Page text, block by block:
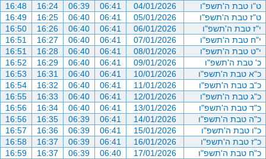
ט"ו טבת ה'תשפ"ו 04/01/2026
06:41
06:39
16:24
16:48
ט"ז טבת ה'תשפ"ו
05/01/2026
06:41
06:40
16:25
16:49
י"ז טבת ה'תשפ"ו
06/01/2026
06:41
06:40
16:26
16:50
י"ח טבת ה'תשפ"ו
07/01/2026
06:41
06:40
16:27
16:51
י"ט טבת ה'תשפ"ו
08/01/2026
06:41
06:40
16:28
16:51
כ' טבת ה'תשפ"ו
09/01/2026
06:41
06:40
16:29
16:52
כ"א טבת ה'תשפ"ו
10/01/2026
06:41
06:40
16:31
16:53
כ"ב טבת ה'תשפ"ו
11/01/2026
06:41
06:40
16:32
16:54
כ"ג טבת ה'תשפ"ו
12/01/2026
06:41
06:40
16:33
16:55
כ"ד טבת ה'תשפ"ו
13/01/2026
06:41
06:40
16:34
16:56
כ"ה טבת ה'תשפ"ו
14/01/2026
06:41
06:39
16:35
16:56
כ"ו טבת ה'תשפ"ו
15/01/2026
06:41
06:39
16:36
16:57
כ"ז טבת ה'תשפ"ו
16/01/2026
06:41
06:39
16:37
16:58
כ"ח טבת ה'תשפ"ו
17/01/2026
06:40
06:39
16:37
16:59